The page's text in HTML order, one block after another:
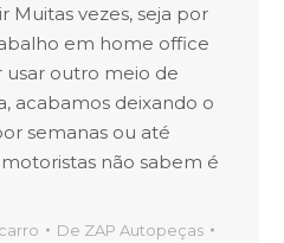
Muitas vezes, seja por
em home office
outro meio de
acabamos deixando o
semanas ou até
não sabem é
De ZAP Autopeças